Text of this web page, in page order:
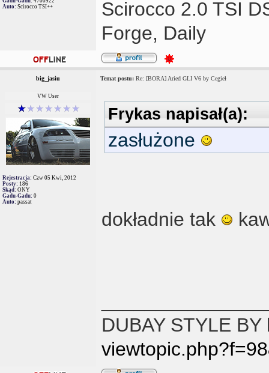
Auto: Scirocco TSI++
Scirocco 2.0 TSI
Forge, Daily
big_jasiu Temat postu: Re: [BORA] Aried GLI V6 by Cegieł
VW User
Rejestracja: Czw 05 Kwi, 2012
Posty: 186
Skąd: ONY
Gadu-Gadu: 0
Auto: passat
Frykas napisał(a):
zasłużone
dokładnie tak
DUBAY STYLE